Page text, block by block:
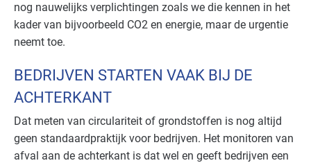
nog nauwelijks verplichtingen zoals we die kennen in het
kader van bijvoorbeeld CO2 en energie, maar de urgentie
neemt toe.
BEDRIJVEN STARTEN VAAK BIJ DE
ACHTERKANT
Dat meten van circulariteit of grondstoffen is nog altijd
geen standaardpraktijk voor bedrijven. Het monitoren van
afval aan de achterkant is dat wel en geeft bedrijven een